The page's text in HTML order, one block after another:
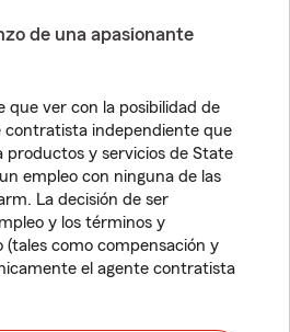
de una apasionante
que ver con la posibilidad de
contratista independiente que
productos y servicios de State
empleo con ninguna de las
La decisión de ser
y los términos y
(tales como compensación y
el agente contratista